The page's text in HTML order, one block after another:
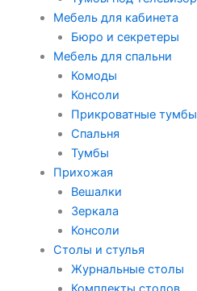
Мебель для кабинета
Бюро и секретеры
Мебель для спальни
Комоды
Консоли
Прикроватные тумбы
Спальня
Тумбы
Прихожая
Вешалки
Зеркала
Консоли
Столы и стулья
Журнальные столы